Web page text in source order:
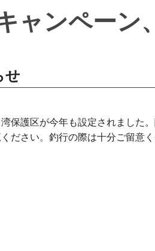
ャンペーン
せ
保護区が今年も設定されました
ださい。釣行の際は十分ご留意